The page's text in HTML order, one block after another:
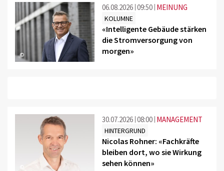
©
06.08.2026 09:50 MEINUNG
KOLUMNE
«Intelligente Gebäude stärken
die Stromversorgung von
morgen»
30.07.2026 08:00 MANAGEMENT
HINTERGRUND
Nicolas Rohner: «Fachkräfte
bleiben dort, wo sie Wirkung
sehen können»